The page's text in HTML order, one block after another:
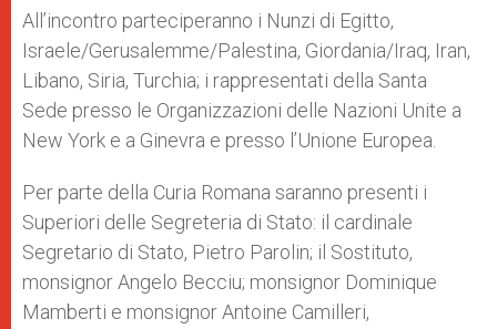
All’incontro parteciperanno i Nunzi di Egitto,
Israele/Gerusalemme/Palestina, Giordania/Iraq, Iran,
Libano, Siria, Turchia; i rappresentati della Santa
Sede presso le Organizzazioni delle Nazioni Unite a
New York e a Ginevra e presso l’Unione Europea.
Per parte della Curia Romana saranno presenti i
Superiori delle Segreteria di Stato: il cardinale
Segretario di Stato, Pietro Parolin; il Sostituto,
monsignor Angelo Becciu; monsignor Dominique
Mamberti e monsignor Antoine Camilleri,